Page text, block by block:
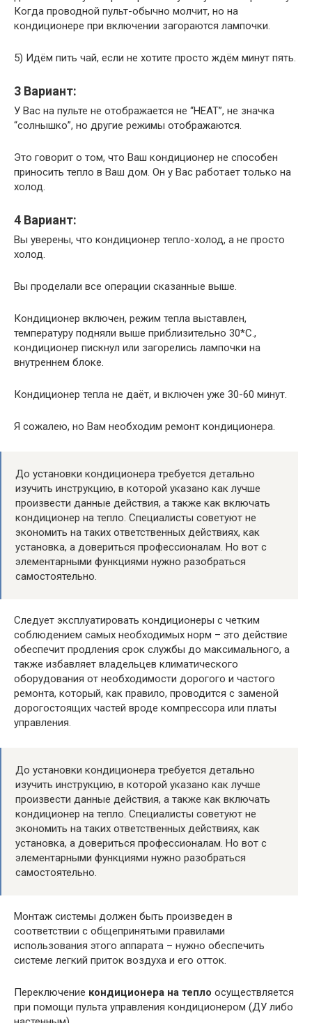
Когда проводной пульт-обычно молчит, но на
кондиционере при включении загораются лампочки.
5) Идём пить чай, если не хотите просто ждём минут пять.
3 Вариант:
У Вас на пульте не отображается не “HEAT”, не значка
“солнышко”, но другие режимы отображаются.
Это говорит о том, что Ваш кондиционер не способен
приносить тепло в Ваш дом. Он у Вас работает только на
холод.
4 Вариант:
Вы уверены, что кондиционер тепло-холод, а не просто
холод.
Вы проделали все операции сказанные выше.
Кондиционер включен, режим тепла выставлен,
температуру подняли выше приблизительно 30*С.,
кондиционер пискнул или загорелись лампочки на
внутреннем блоке.
Кондиционер тепла не даёт, и включен уже 30-60 минут.
Я сожалею, но Вам необходим ремонт кондиционера.
До установки кондиционера требуется детально
изучить инструкцию, в которой указано как лучше
произвести данные действия, а также как включать
кондиционер на тепло. Специалисты советуют не
экономить на таких ответственных действиях, как
установка, а довериться профессионалам. Но вот с
элементарными функциями нужно разобраться
самостоятельно.
Следует эксплуатировать кондиционеры с четким
соблюдением самых необходимых норм – это действие
обеспечит продления срок службы до максимального, а
также избавляет владельцев климатического
оборудования от необходимости дорогого и частого
ремонта, который, как правило, проводится с заменой
дорогостоящих частей вроде компрессора или платы
управления.
До установки кондиционера требуется детально
изучить инструкцию, в которой указано как лучше
произвести данные действия, а также как включать
кондиционер на тепло. Специалисты советуют не
экономить на таких ответственных действиях, как
установка, а довериться профессионалам. Но вот с
элементарными функциями нужно разобраться
самостоятельно.
Монтаж системы должен быть произведен в
соответствии с общепринятыми правилами
использования этого аппарата – нужно обеспечить
системе легкий приток воздуха и его отток.
Переключение кондиционера на тепло осуществляется
при помощи пульта управления кондиционером (ДУ либо